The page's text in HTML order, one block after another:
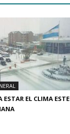
ESTAR EL CLIMA ESTE